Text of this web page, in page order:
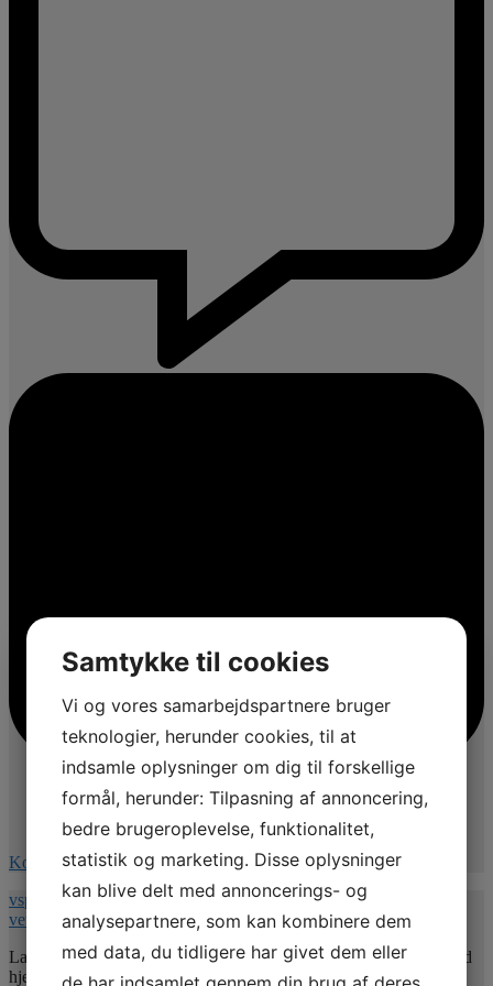
Kommentér på Facebook
vspnet.dk/erfa-moede-for-oplaeringsansvarlige-paa-
veterinaersygeplejerske-uddannelsen/
Lad mig uddybe indholdet 💚. Jeg vil give jer nogle værktøjer med
hjem så undertitlen er : Hvordan uddannelsesansvarlige kan bruge
Samtykke til cookies
Vi og vores samarbejdspartnere bruger
teknologier, herunder cookies, til at
indsamle oplysninger om dig til forskellige
formål, herunder: Tilpasning af annoncering,
bedre brugeroplevelse, funktionalitet,
statistik og marketing. Disse oplysninger
kan blive delt med annoncerings- og
analysepartnere, som kan kombinere dem
med data, du tidligere har givet dem eller